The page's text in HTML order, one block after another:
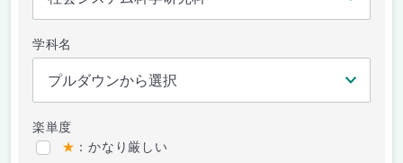
学科名
楽単度
★ ：かなり厳しい